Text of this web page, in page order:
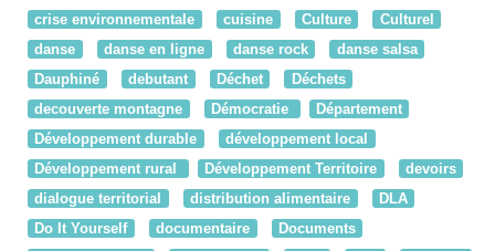
crise environnementale
cuisine Culture
Culturel
danse
danse en ligne danse rock
danse salsa
Dauphiné
debutant Déchet
Déchets
decouverte montagne
Démocratie
Département
Développement durable
développement local
Développement rural
Développement Territoire
devoirs
dialogue territorial
distribution alimentaire
DLA
Do It Yourself
documentaire
Documents